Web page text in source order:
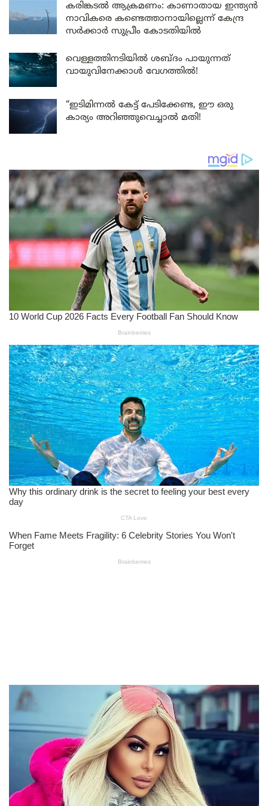
കരിങ്കടൽ ആക്രമണം: കാണാതായ ഇന്ത്യൻ
നാവികരെ കണ്ടെത്താനായില്ലെന്ന് കേന്ദ്ര
സർക്കാർ സുപ്രീം കോടതിയിൽ
വെള്ളത്തിനടിയിൽ ശബ്ദം പായുന്നത്
വായുവിനേക്കാൾ വേഗത്തിൽ!
“ഇടിമിന്നൽ കേട്ട് പേടിക്കേണ്ട, ഈ ഒരു
കാര്യം അറിഞ്ഞുവെച്ചാൽ മതി!